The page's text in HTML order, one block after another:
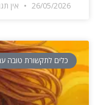
26/05/2026 אין
כלים לתקשורת טובה